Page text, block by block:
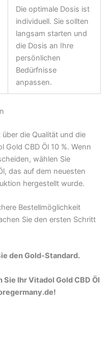
Die optimale Dosis ist
individuell. Sie sollten
langsam starten und
die Dosis an Ihre
persönlichen
Bedürfnisse
anpassen.
die Qualität und die
CBD Öl 10 %. Wenn
wählen Sie
das auf dem neuesten
hergestellt wurde.
Bestellmöglichkeit
Sie den ersten Schritt
den Gold-Standard.
Ihr Vitadol Gold CBD Öl